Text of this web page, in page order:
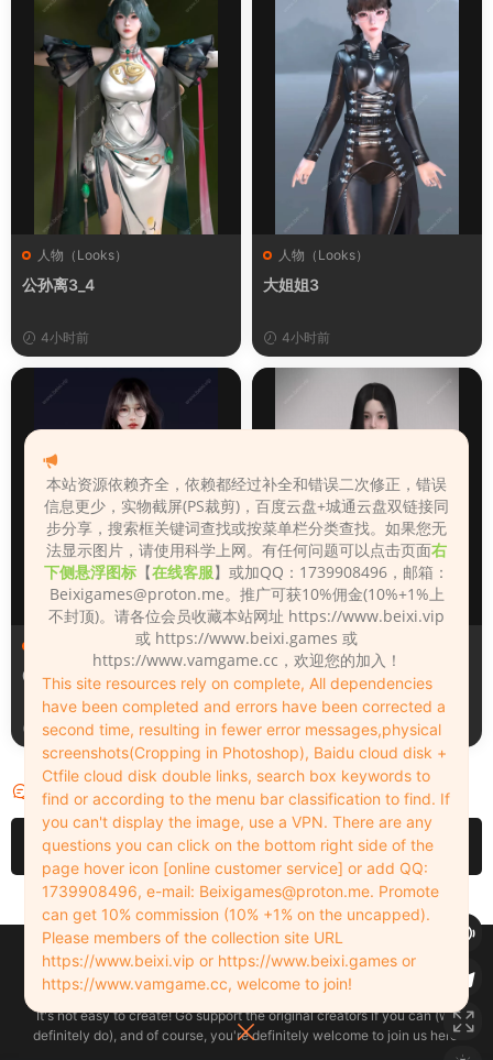
人物（Looks）
公孙离3_4
4小时前
人物（Looks）
大姐姐3
4小时前
008
5小时前
人物（Looks）
1780918225
5小时前
评论 1
请先登录
Copyleft © 2022-2026 beixi.vip - All Rights Freedom！
创作不易！有能力的同学可以去支持一下原创作者（我们绝对支持），当然
了，您加入这里我们也绝对欢迎！
It's not easy to create! Go support the original creators if you can (we
definitely do), and of course, you're definitely welcome to join us here!
本站资源依赖齐全，依赖都经过补全和错误二次修正，错误
信息更少，实物截屏(PS裁剪)，百度云盘+城通云盘双链接同
步分享，搜索框关键词查找或按菜单栏分类查找。如果您无
法显示图片，请使用科学上网。有任何问题可以点击页面右
下侧悬浮图标 【在线客服】或加QQ：1739908496，邮箱：
Beixigames@proton.me。推广可获10%佣金(10%+1%上
不封顶)。请各位会员收藏本站网址 https://www.beixi.vip
或 https://www.beixi.games 或
https://www.vamgame.cc，欢迎您的加入！
This site resources rely on complete, All dependencies
have been completed and errors have been corrected a
second time, resulting in fewer error messages,physical
screenshots(Cropping in Photoshop), Baidu cloud disk +
Ctfile cloud disk double links, search box keywords to
find or according to the menu bar classification to find. If
you can't display the image, use a VPN. There are any
questions you can click on the bottom right side of the
page hover icon [online customer service] or add QQ:
1739908496, e-mail: Beixigames@proton.me. Promote
can get 10% commission (10% +1% on the uncapped).
Please members of the collection site URL
https://www.beixi.vip or https://www.beixi.games or
https://www.vamgame.cc, welcome to join!